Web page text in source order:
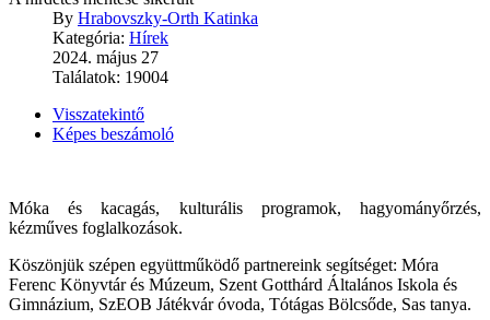
By Hrabovszky-Orth Katinka
Kategória: Hírek
2024. május 27
Találatok: 19004
Visszatekintő
Képes beszámoló
Móka és kacagás, kulturális programok, hagyományőrzés,
kézműves foglalkozások.
Köszönjük szépen együttműködő partnereink segítséget: Móra
Ferenc Könyvtár és Múzeum, Szent Gotthárd Általános Iskola és
Gimnázium, SzEOB Játékvár óvoda, Tótágas Bölcsőde, Sas tanya.